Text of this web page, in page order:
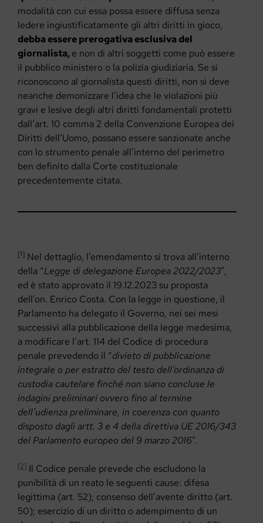
modalità con cui essa possa essere diffusa senza
ledere ingiustificatamente gli altri diritti in gioco,
debba essere prerogativa esclusiva del
giornalista,e non di altri soggetti come può essere
il pubblico ministero o la polizia giudiziaria. Se si
riconoscono al giornalista questi diritti, non si deve
neanche demonizzare l’idea che le violazioni più
gravi e lesive degli altri diritti fondamentali protetti
dall’art. 10 comma 2 della Convenzione Europea dei
Diritti dell’Uomo, possano essere sanzionate anche
con lo strumento penale all’interno del perimetro
ben definito dalla Corte costituzionale
precedentemente citata.
[1] Nel dettaglio, l’emendamento si trova all’interno
della “Legge di delegazione Europea 2022/2023”,
ed è stato approvato il 19.12.2023 su proposta
dell’on. Enrico Costa. Con la legge in questione, il
Parlamento ha delegato il Governo, nei sei mesi
successivi alla pubblicazione della legge medesima,
a modificare l’art. 114 del Codice di procedura
penale prevedendo il “divieto di pubblicazione
integrale o per estratto del testo dell’ordinanza di
custodia cautelare finché non siano concluse le
indagini preliminari ovvero fino al termine
dell’udienza preliminare, in coerenza con quanto
disposto dagli artt. 3 e 4 della direttiva UE 2016/343
del Parlamento europeo del 9 marzo 2016”.
[2] Il Codice penale prevede che escludono la
punibilità di un reato le seguenti cause: difesa
legittima (art. 52); consenso dell’avente diritto (art.
50); esercizio di un diritto o adempimento di un